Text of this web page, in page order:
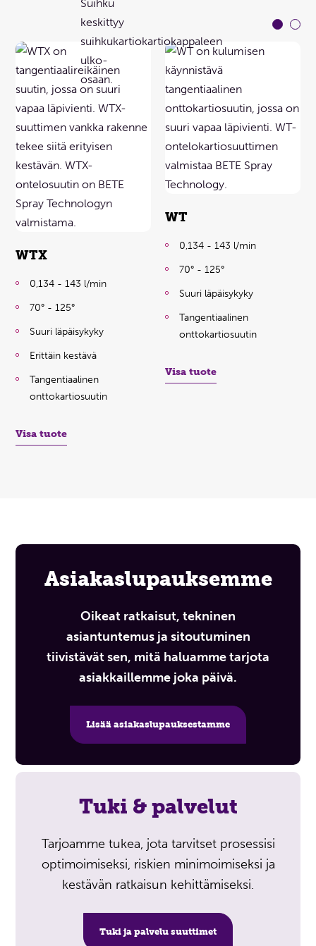
WTX
0,134 - 143 l/min
70° - 125°
Suuri läpäisykyky
Erittäin kestävä
Tangentiaalinen
onttokartiosuutin
Visa tuote
WT
0,134 - 143 l/min
70° - 125°
Suuri läpäisykyky
Tangentiaalinen
onttokartiosuutin
Visa tuote
Asiakaslupauksemme
Oikeat ratkaisut, tekninen
asiantuntemus ja sitoutuminen
tiivistävät sen, mitä haluamme tarjota
asiakkaillemme joka päivä.
Lisää asiakaslupauksestamme
Tuki & palvelut
Tarjoamme tukea, jota tarvitset prosessisi
optimoimiseksi, riskien minimoimiseksi ja
kestävän ratkaisun kehittämiseksi.
Tuki ja palvelu suuttimet